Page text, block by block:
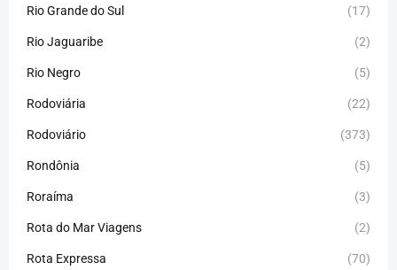
Rio Grande do Sul (17)
Rio Jaguaribe (2)
Rio Negro (5)
Rodoviária (22)
Rodoviário (373)
Rondônia (5)
Roraíma (3)
Rota do Mar Viagens (2)
Rota Expressa (70)